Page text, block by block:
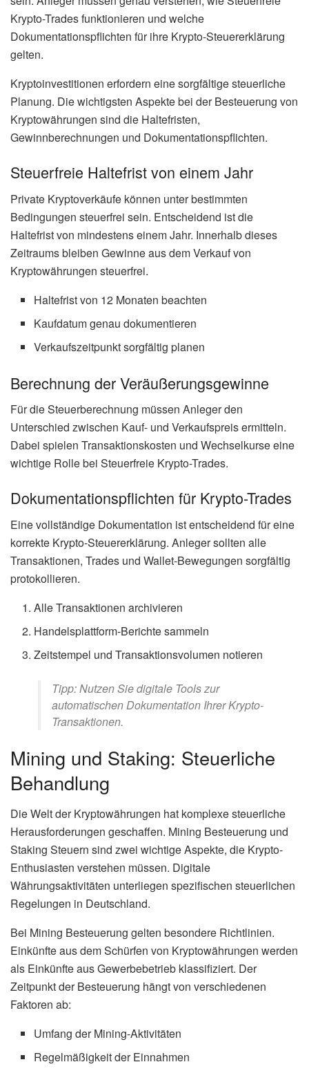
Krypto-Trades funktionieren und welche
Dokumentationspflichten für ihre Krypto-Steuererklärung
gelten.
Kryptoinvestitionen erfordern eine sorgfältige steuerliche
Planung. Die wichtigsten Aspekte bei der Besteuerung von
Kryptowährungen sind die Haltefristen,
Gewinnberechnungen und Dokumentationspflichten.
Steuerfreie Haltefrist von einem Jahr
Private Kryptoverkäufe können unter bestimmten
Bedingungen steuerfrei sein. Entscheidend ist die
Haltefrist von mindestens einem Jahr. Innerhalb dieses
Zeitraums bleiben Gewinne aus dem Verkauf von
Kryptowährungen steuerfrei.
Haltefrist von 12 Monaten beachten
Kaufdatum genau dokumentieren
Verkaufszeitpunkt sorgfältig planen
Berechnung der Veräußerungsgewinne
Für die Steuerberechnung müssen Anleger den
Unterschied zwischen Kauf- und Verkaufspreis ermitteln.
Dabei spielen Transaktionskosten und Wechselkurse eine
wichtige Rolle bei Steuerfreie Krypto-Trades.
Dokumentationspflichten für Krypto-Trades
Eine vollständige Dokumentation ist entscheidend für eine
korrekte Krypto-Steuererklärung. Anleger sollten alle
Transaktionen, Trades und Wallet-Bewegungen sorgfältig
protokollieren.
Alle Transaktionen archivieren
Handelsplattform-Berichte sammeln
Zeitstempel und Transaktionsvolumen notieren
Tipp: Nutzen Sie digitale Tools zur
automatischen Dokumentation Ihrer Krypto-
Transaktionen.
Mining und Staking: Steuerliche
Behandlung
Die Welt der Kryptowährungen hat komplexe steuerliche
Herausforderungen geschaffen. Mining Besteuerung und
Staking Steuern sind zwei wichtige Aspekte, die Krypto-
Enthusiasten verstehen müssen. Digitale
Währungsaktivitäten unterliegen spezifischen steuerlichen
Regelungen in Deutschland.
Bei Mining Besteuerung gelten besondere Richtlinien.
Einkünfte aus dem Schürfen von Kryptowährungen werden
als Einkünfte aus Gewerbebetrieb klassifiziert. Der
Zeitpunkt der Besteuerung hängt von verschiedenen
Faktoren ab:
Umfang der Mining-Aktivitäten
Regelmäßigkeit der Einnahmen